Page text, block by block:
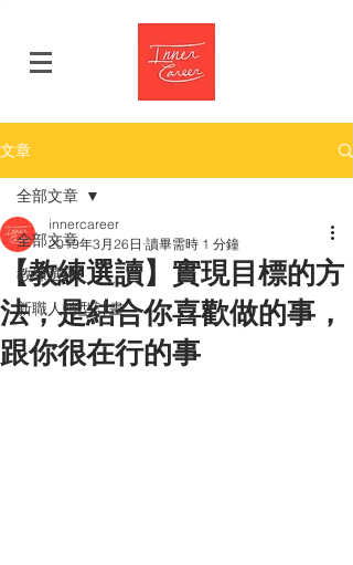
文章
全部文章
教練選讀
新職人轉型計畫
全部文章
【教練選讀】實現目標的方
法，是結合你喜歡做的事，
跟你很在行的事
innercareer
2019年3月26日 讀畢需時 1 分鐘